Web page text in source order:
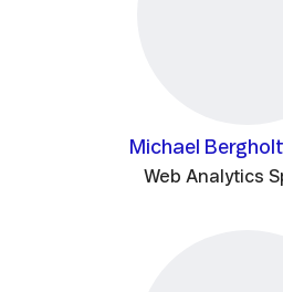
Michael
Web Analytics